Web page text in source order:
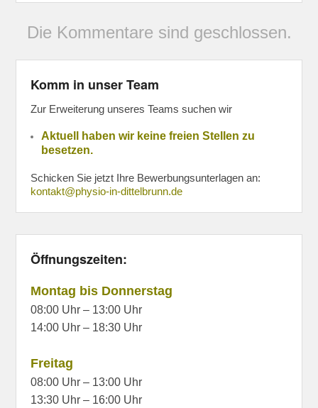
Die Kommentare sind geschlossen.
Komm in unser Team
Zur Erweiterung unseres Teams suchen wir
Aktuell haben wir keine freien Stellen zu
besetzen.
Schicken Sie jetzt Ihre Bewerbungsunterlagen an:
kontakt@physio-in-dittelbrunn.de
Öffnungszeiten:
Montag bis Donnerstag
08:00 Uhr – 13:00 Uhr
14:00 Uhr – 18:30 Uhr
Freitag
08:00 Uhr – 13:00 Uhr
13:30 Uhr – 16:00 Uhr